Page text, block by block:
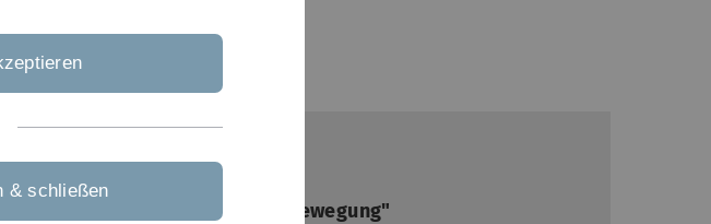
Veranstaltung
28.
Herbstakademie "Mensch in Bewegung"
& schließen